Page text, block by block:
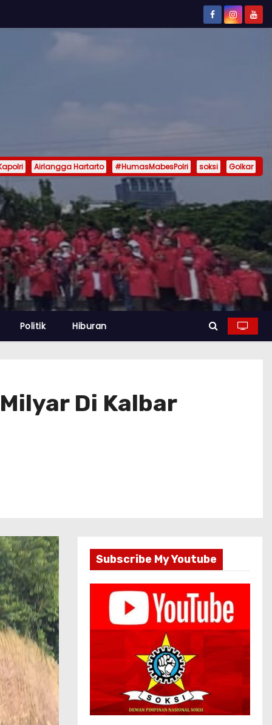
Airlangga Hartarto #HumasMabesPolri soksi Golkar
Politik Hiburan
Di Kalbar
Subscribe My Youtube